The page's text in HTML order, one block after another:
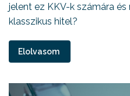
jelent ez KKV-k számára
klasszikus hitel?
Elolvasom